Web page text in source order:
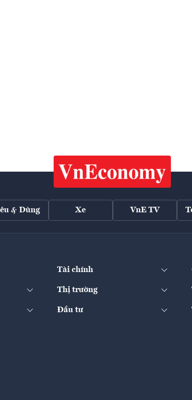
& Dùng Xe VnE TV
Tài chính
Thị trường
Đầu tư